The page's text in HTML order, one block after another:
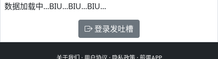
数据加载中...BIU...BIU...BIU...
登录发吐槽